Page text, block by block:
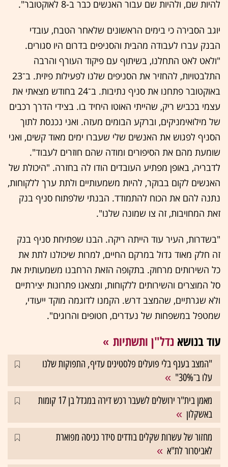
להיות שם, ולהיות שם עבור האנשים כבר ב-8 לאוקטובר".
יוגב הסבירה כי בימים הראשונים שלאחר הטבח, עובדי
הבנק עברו לעבודה מהבית והסניפים בדרום היו סגורים.
"ולאט לאט התחלנו, בשיתוף עם פיקוד העורף והרבה
התלבטויות, להחזיר את הסניפים שלנו לפעילות פיזית. ב־23
באוקטובר פתחנו את סניף נתיבות. ב־24 בחודש מצאתי את
עצמי בכביש ריק, שהייתי האוטו היחיד בו. בצידי הדרך רכבים
של מילואימניקים, וברקע הבומים מעזה. ואני נכנסת לתוך
הסניף לפגוש את האנשים שלי שעברו ימים מאוד קשים, ואני
שומעת מהם את הסיפורים ומודה שהם חוזרים לעבוד".
לדבריה, באופן מפתיע העובדים הודו לה בחזרה. "היכולת של
האנשים לקום בבוקר, להיות משמעותיים ולתת ערך ללקוחות,
נתנה להם את הכוח להתמודד. הבנתי שלפתוח סניף בנק
זאת המחויבות, זה צו שמונה שלנו".
"בשדרות, העיר עוד הייתה ריקה. הבנו שפתיחת סניף בנק
זה חלק מאוד גדול במרקם החיים, למרות שיכולנו לתת את
כל השירותים מרחוק. בתקופה הזאת הרחבנו משמעותית את
סל המוצרים והשירותים ללקוחות, ומצאנו פתרונות יצירתיים
ולא שגרתיים, שהמצב דרש. הקמנו לדוגמה מוקד ייעודי,
שמטפל במשפחות של נעדרים, חטופים והרוגים".
עוד בנושא נדל"ן ותשתיות
"המצב בענף בלי פועלים פלסטינים עדיף, התפוקות שלנו
עלו ב־30%"
מאמן בית"ר ירושלים לשעבר רכש דירה במגדל בן 17 קומות
באשקלון
מחזור של עשרות שקלים בודדים סידר כניסה מפוארת
לאביסרור לת"א